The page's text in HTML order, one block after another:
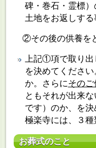
碑・巻石・霊標
土地をお返しする
②その後の供養を
上記①項で取り出
を決めてくださ
か。さらにその
ともそれが出来
です）のか、を決
極楽寺には、３種
お葬式のこと